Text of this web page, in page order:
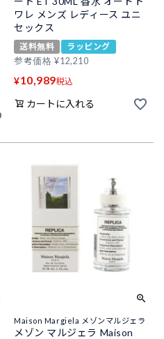
ワレ メンズ レディース ユニ
セックス
送料無料
ラッピング
参考価格 ¥12,210
¥10,989税込
カートに入れる
Maison Margiela メゾンマルジェラ
メゾン マルジェラ Maison